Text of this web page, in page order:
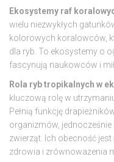
Ekosystemy raf
wielu niezwykłych
kolorowych koralowców,
dla ryb. To ekosystemy o
fascynują naukowców i
Rola ryb tropikalnych w
kluczową rolę w
Pełnią funkcję
organizmów,
zwierząt. Ich obecność
zdrowia i zrównoważenia